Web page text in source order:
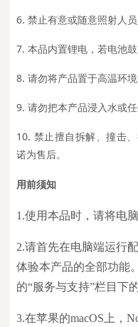
6. 禁止有意或随意照射人员
7. 本品内置锂电，若电池鼓
8. 请勿将产品置于高温环
9. 请勿把本产品浸入水或任
10. 禁止擅自拆解、撞击
诺为售后。
用前须知
1.使用本品时，请将电
2.请首先在电脑端运行
体验本产品的全部功能
的“服务与支持”栏目下
3.在苹果的macOS上，